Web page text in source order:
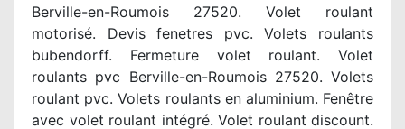
Berville-en-Roumois 27520. Volet roulant
motorisé. Devis fenetres pvc. Volets roulants
bubendorff. Fermeture volet roulant. Volet
roulants pvc Berville-en-Roumois 27520. Volets
roulant pvc. Volets roulants en aluminium. Fenêtre
avec volet roulant intégré. Volet roulant discount.